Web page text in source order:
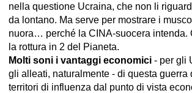
nella questione Ucraina, che non li
da lontano. Ma serve per mostrare i
nuora… perché la CINA-suocera intenda.
la rottura in 2 del Pianeta.
Molti soni i vantaggi economici - per gli
gli alleati, naturalmente - di questa guerra
territori di influenza dal punto di vista